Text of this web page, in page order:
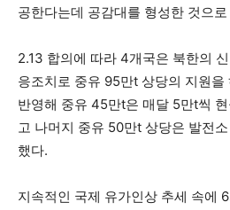
공한다는데 공감대를 형성한 것으
2.13 합의에 따라 4개국은 북한의
응조치로 중유 95만t 상당의 지원을
반영해 중유 45만t은 매달 5만t씩
고 나머지 중유 50만t 상당은 발전
했다.
지속적인 국제 유가인상 추세 속에